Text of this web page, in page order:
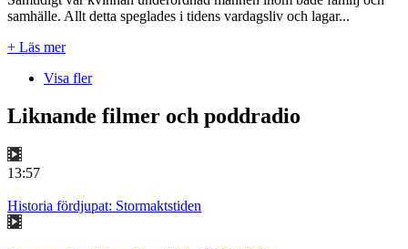
samhälle. Allt detta speglades i tidens vardagsliv och lagar...
+ Läs mer
Visa fler
Liknande filmer och poddradio
13:57
Historia fördjupat: Stormaktstiden